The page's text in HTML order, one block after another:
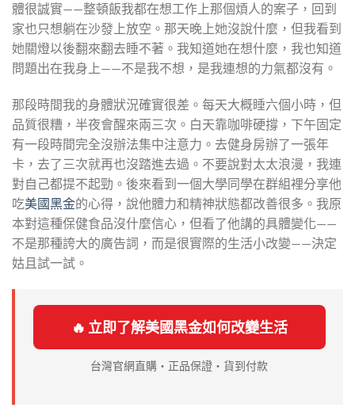
體很誠實——整頓飯我都在想工作上那個煩人的案子，回到
家也只想躺在沙發上放空。那天晚上她沒說什麼，但我看到
她關燈以後翻來翻去睡不著。我知道她在想什麼，我也知道
問題出在我身上——不是我不想，是我連想的力氣都沒有。
那段時間我的身體狀況確實很差。每天大概睡六個小時，但
品質很糟，半夜會醒來兩三次。白天靠咖啡硬撐，下午固定
有一段時間完全沒辦法集中注意力。去健身房辦了一張年
卡，去了三次就再也沒踏進去過。不要說對太太浪漫，我連
對自己都提不起勁。後來看到一個大學同學在群組裡分享他
吃美國黑金的心得，說他體力和精神狀態都改善很多。我原
本對這種保健食品沒什麼信心，但看了他講的具體變化——
不是那種誇大的廣告詞，而是很實際的生活小改變——決定
姑且試一試。
🔥 立即了解美國黑金如何改變生活
台灣官網直購・正品保證・貨到付款